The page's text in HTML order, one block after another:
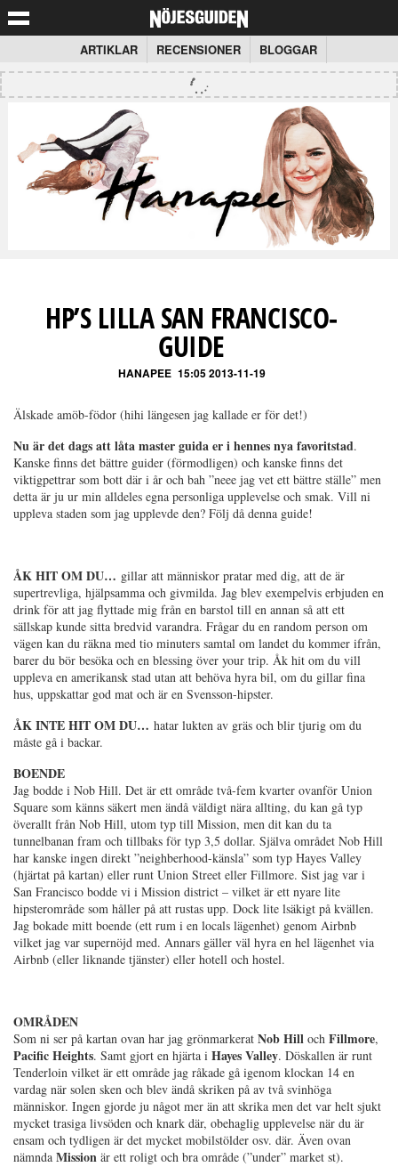
ARTIKLAR RECENSIONER BLOGGAR
HP’S LILLA SAN FRANCISCO-
GUIDE
HANAPEE 15:05 2013-11-19
Älskade amöb-födor (hihi längesen jag kallade er för det!)
Nu är det dags att låta master guida er i hennes nya favoritstad.
Kanske finns det bättre guider (förmodligen) och kanske finns det
viktigpettrar som bott där i år och bah ”neee jag vet ett bättre ställe” men
detta är ju ur min alldeles egna personliga upplevelse och smak. Vill ni
uppleva staden som jag upplevde den? Följ då denna guide!
ÅK HIT OM DU… gillar att människor pratar med dig, att de är
supertrevliga, hjälpsamma och givmilda. Jag blev exempelvis erbjuden en
drink för att jag flyttade mig från en barstol till en annan så att ett
sällskap kunde sitta bredvid varandra. Frågar du en random person om
vägen kan du räkna med tio minuters samtal om landet du kommer ifrån,
barer du bör besöka och en blessing över your trip. Åk hit om du vill
uppleva en amerikansk stad utan att behöva hyra bil, om du gillar fina
hus, uppskattar god mat och är en Svensson-hipster.
ÅK INTE HIT OM DU… hatar lukten av gräs och blir tjurig om du
måste gå i backar.
BOENDE
Jag bodde i Nob Hill. Det är ett område två-fem kvarter ovanför Union
Square som känns säkert men ändå väldigt nära allting, du kan gå typ
överallt från Nob Hill, utom typ till Mission, men dit kan du ta
tunnelbanan fram och tillbaks för typ 3,5 dollar. Själva området Nob Hill
har kanske ingen direkt ”neighberhood-känsla” som typ Hayes Valley
(hjärtat på kartan) eller runt Union Street eller Fillmore. Sist jag var i
San Francisco bodde vi i Mission district – vilket är ett nyare lite
hipsterområde som håller på att rustas upp. Dock lite lsäkigt på kvällen.
Jag bokade mitt boende (ett rum i en locals lägenhet) genom Airbnb
vilket jag var supernöjd med. Annars gäller väl hyra en hel lägenhet via
Airbnb (eller liknande tjänster) eller hotell och hostel.
OMRÅDEN
Som ni ser på kartan ovan har jag grönmarkerat Nob Hill och Fillmore,
Pacific Heights. Samt gjort en hjärta i Hayes Valley. Döskallen är runt
Tenderloin vilket är ett område jag råkade gå igenom klockan 14 en
vardag när solen sken och blev ändå skriken på av två svinhöga
människor. Ingen gjorde ju något mer än att skrika men det var helt sjukt
mycket trasiga livsöden och knark där, obehaglig upplevelse när du är
ensam och tydligen är det mycket mobilstölder osv. där. Även ovan
nämnda Mission är ett roligt och bra område (”under” market st).